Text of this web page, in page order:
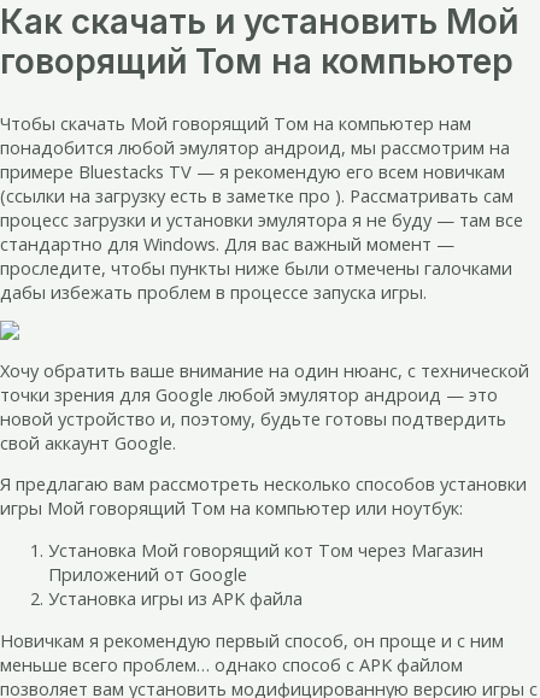
Как скачать и установить Мой
говорящий Том на компьютер
Чтобы скачать Мой говорящий Том на компьютер нам
понадобится любой эмулятор андроид, мы рассмотрим на
примере Bluestacks TV — я рекомендую его всем новичкам
(ссылки на загрузку есть в заметке про ). Рассматривать сам
процесс загрузки и установки эмулятора я не буду — там все
стандартно для Windows. Для вас важный момент —
проследите, чтобы пункты ниже были отмечены галочками
дабы избежать проблем в процессе запуска игры.
Хочу обратить ваше внимание на один нюанс, с технической
точки зрения для Google любой эмулятор андроид — это
новой устройство и, поэтому, будьте готовы подтвердить
свой аккаунт Google.
Я предлагаю вам рассмотреть несколько способов установки
игры Мой говорящий Том на компьютер или ноутбук:
Установка Мой говорящий кот Том через Магазин
Приложений от Google
Установка игры из APK файла
Новичкам я рекомендую первый способ, он проще и с ним
меньше всего проблем… однако способ с APK файлом
позволяет вам установить модифицированную версию игры с